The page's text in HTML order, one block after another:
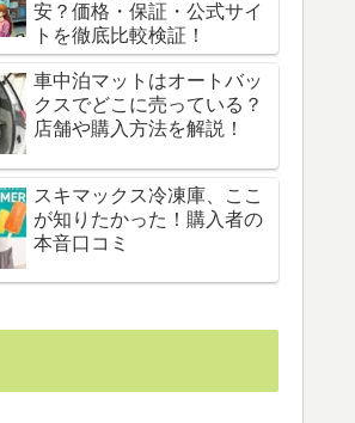
安？価格・保証・公式サイ
トを徹底比較検証！
車中泊マットはオートバッ
クスでどこに売っている？
店舗や購入方法を解説！
スキマックス冷凍庫、ここ
が知りたかった！購入者の
本音口コミ